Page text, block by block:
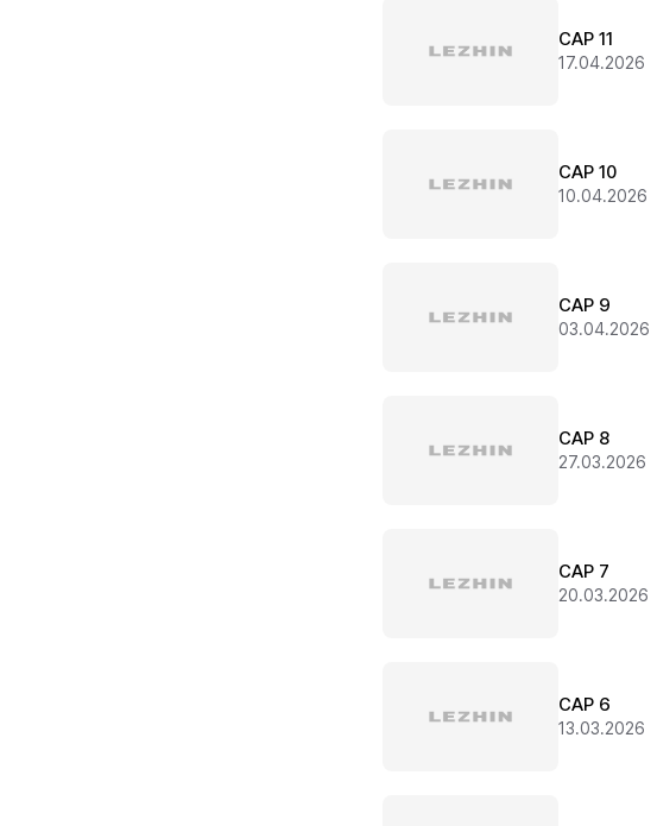
CAP 11
17.04.2026
CAP 10
10.04.2026
CAP 9
03.04.2026
CAP 8
27.03.2026
CAP 7
20.03.2026
CAP 6
13.03.2026